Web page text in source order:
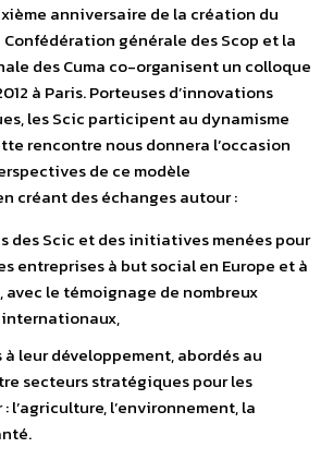
anniversaire de la création du
générale des Scop et la
des Cuma co-organisent un colloque
à Paris. Porteuses d’innovations
les Scic participent au dynamisme
rencontre nous donnera l’occasion
de ce modèle
créant des échanges autour :
des Scic et des initiatives menées pour
entreprises à but social en Europe et à
le témoignage de nombreux
leur développement, abordés au
secteurs stratégiques pour les
l’agriculture, l’environnement, la